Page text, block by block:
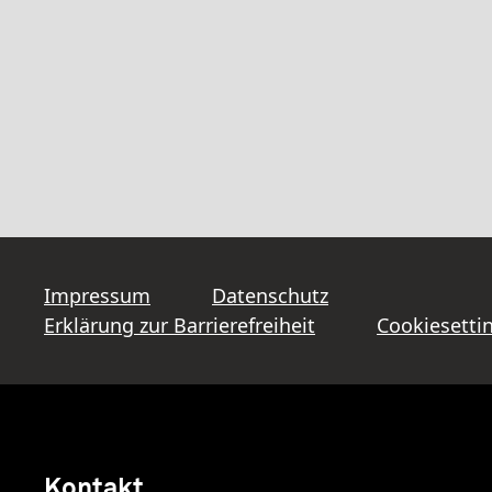
Impressum
Datenschutz
Erklärung zur Barrierefreiheit